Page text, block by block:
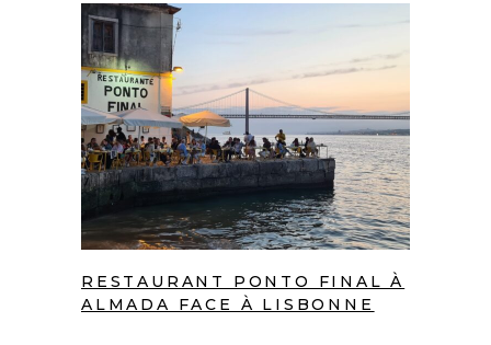
RESTAURANT PONTO FINAL À
ALMADA FACE À LISBONNE